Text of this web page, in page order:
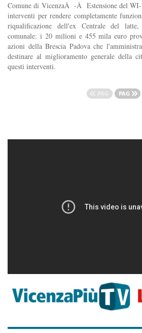
Comune di VicenzaÂ -Â Estensione del
interventi per rendere completamente
riqualificazione dell'ex Centrale del
comunale: i 20 milioni e 455 mila euro
azioni della Brescia Padova che
destinare al miglioramento generale della
questi interventi.